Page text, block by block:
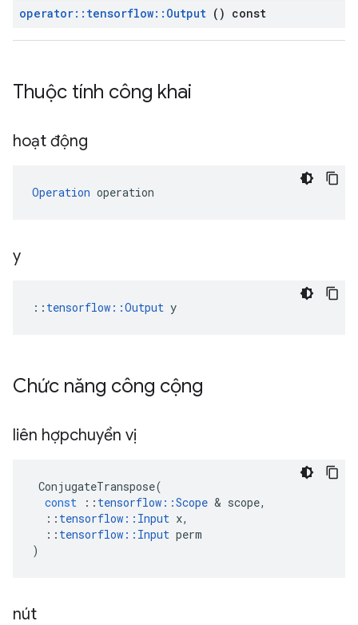
operator:: tensorflow:: Output () const
Thuộc tính công khai
hoạt động
Operation operation
y
:: tensorflow::Output y
Chức năng công cộng
liên hợpchuyển vị
ConjugateTranspose(
const
:: tensorflow ::Scope & scope,
:: tensorflow :: Input x,
:: tensorflow :: Input perm
)
nút